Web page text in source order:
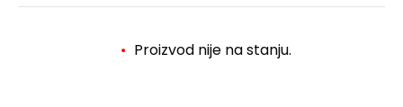
Proizvod nije na stanju.